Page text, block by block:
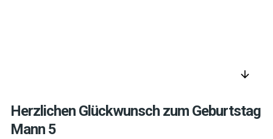
arrow_downward
Herzlichen Glückwunsch zum Geburtstag
Mann 5